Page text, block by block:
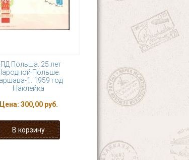
Польша. 25 лет
Польше.
1. 1959 год
Наклейка
Цена: 300,00 руб.